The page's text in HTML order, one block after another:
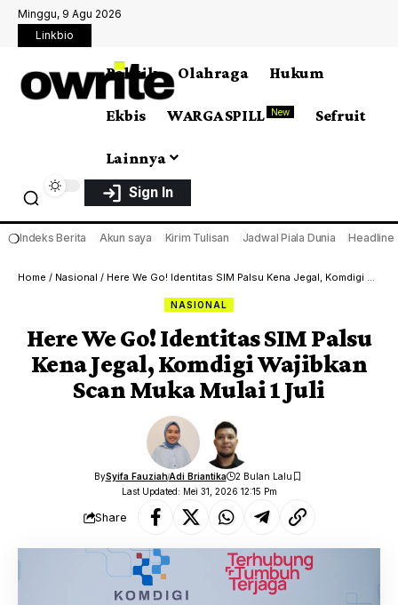
Minggu, 9 Agu 2026
Linkbio
Politik Olahraga Hukum
Ekbis WARGA SPILL New Sefruit
Lainnya
Sign In
❍Indeks Berita Akun saya Kirim Tulisan Jadwal Piala Dunia Headline
Home / Nasional / Here We Go! Identitas SIM Palsu Kena Jegal, Komdigi Wajibkan Scan Muka Mulai 1 Juli
NASIONAL
Here We Go! Identitas SIM Palsu
Kena Jegal, Komdigi Wajibkan
Scan Muka Mulai 1 Juli
Last Updated: Mei 31, 2026 12:15 Pm
BySyifa FauziahAdi Briantika 2 Bulan Lalu
Share